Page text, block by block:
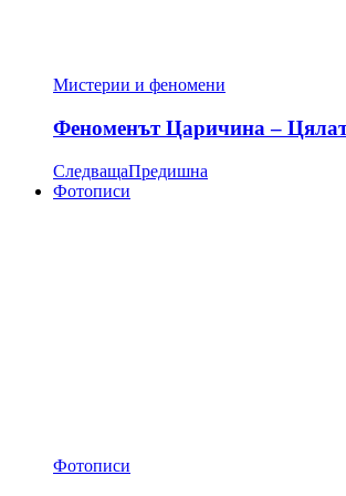
Мистерии и феномени
Феноменът Царичина –
СледващаПредишна
Фотописи
Фотописи